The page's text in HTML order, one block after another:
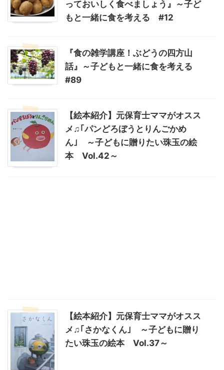
っておいしく食べましょう』～子ど
もと一緒に食を考える #12
『食の雑学講座！ぶどうの四方山
話』～子どもと一緒に食を考える
#89
【絵本紹介】元保育士ママがオスス
メ♫｢パンどろぼうとりんごかめ
ん｣ ～子どもに贈りたい珠玉の絵
本 Vol.42～
【絵本紹介】元保育士ママがオスス
メ♫｢さかなくん｣ ～子どもに贈り
たい珠玉の絵本 Vol.37～